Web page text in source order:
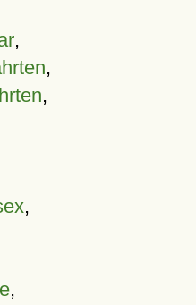
,
,
,
,
,